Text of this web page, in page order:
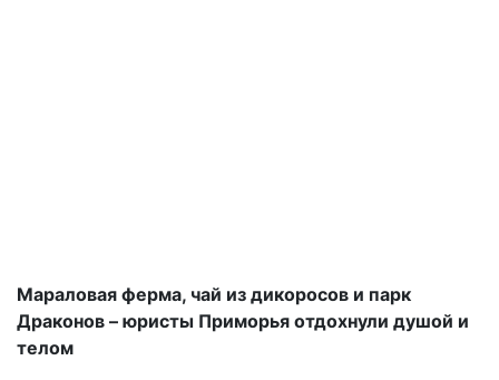
Мараловая ферма, чай из дикоросов и парк
Драконов – юристы Приморья отдохнули душой и
телом